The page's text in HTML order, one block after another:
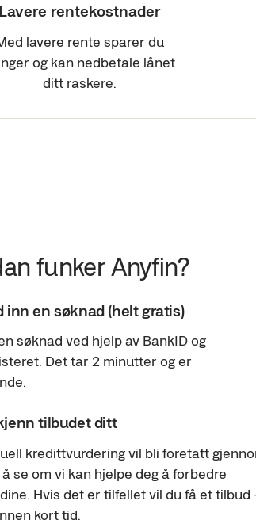
Lavere rentekostnader
lavere rente sparer du
og kan nedbetale lånet
ditt raskere.
funker Anyfin?
inn en søknad (helt gratis)
søknad ved hjelp av BankID og
Det tar 2 minutter og er
tilbudet ditt
kredittvurdering vil bli foretatt
se om vi kan hjelpe deg å forbedre
Hvis det er tilfellet vil du få et tilbud
kort tid.